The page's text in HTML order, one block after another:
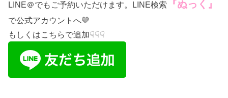
LINE＠でもご予約いただけます。LINE検索 『ぬっく』
で公式アカウントへ💛
もしくはこちらで追加☟☟☟